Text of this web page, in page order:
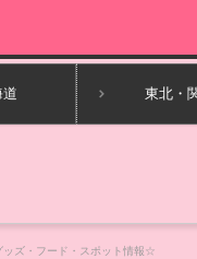
道 東北・
ッズ・フード・スポット情報☆